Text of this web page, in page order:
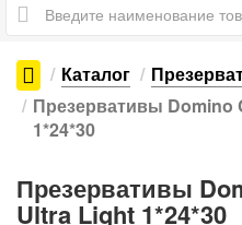
Каталог
Презервативы Domino
1*24*30
Презервативы
Ultra Light 1*24*30